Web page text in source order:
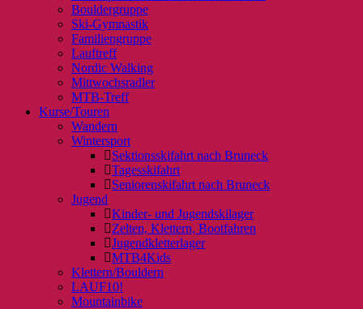
Bouldergruppe
Ski-Gymnastik
Familiengruppe
Lauftreff
Nordic Walking
Mittwochsradler
MTB-Treff
Kurse/Touren
Wandern
Wintersport
Sektionsskifahrt nach Bruneck
Tagesskifahrt
Seniorenskifahrt nach Bruneck
Jugend
Kinder- und Jugendskilager
Zelten, Klettern, Bootfahren
Jugendkletterlager
MTB4Kids
Klettern/Bouldern
LAUF10!
Mountainbike